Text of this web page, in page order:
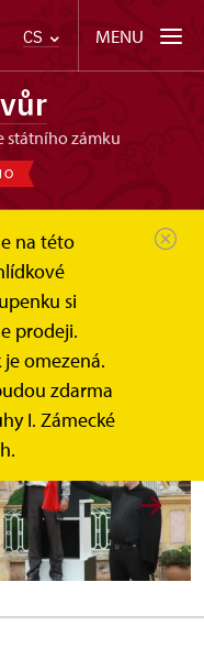
CS MENU
státního zámku
na této
si
prodeji.
omezená.
zdarma
I. Zámecké